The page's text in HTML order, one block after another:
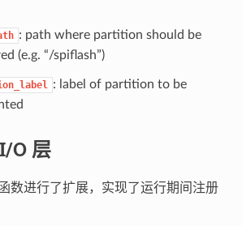
: path where partition should be
(e.g. “/spiflash”)
: label of partition to be
O 层
数进行了扩展，实现了运行期间注册